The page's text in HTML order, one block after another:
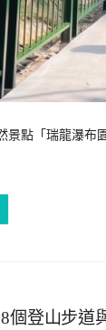
景點「瑞龍瀑布
個登山步